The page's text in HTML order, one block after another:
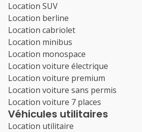
Location SUV
Location berline
Location cabriolet
Location minibus
Location monospace
Location voiture électrique
Location voiture premium
Location voiture sans permis
Location voiture 7 places
Véhicules utilitaires
Location utilitaire